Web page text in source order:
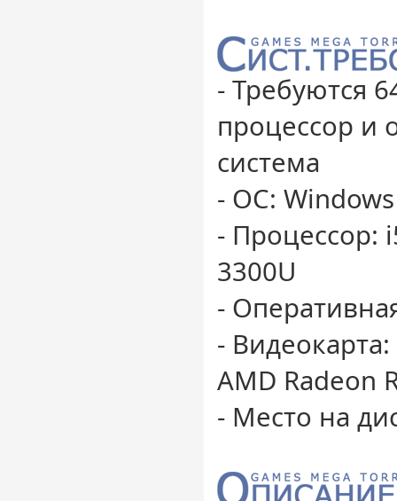
- Требуются
процессор и
система
- ОС:
- Процессор:
3300U
-
-
AMD Radeon
- Место на